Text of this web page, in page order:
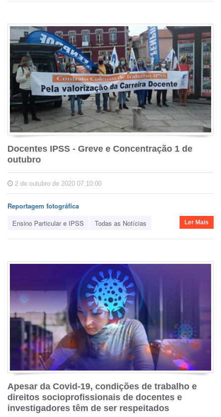
Docentes IPSS - Greve e Concentração 1 de
outubro
2 de outubro de 2020 07:10:00
Reportagem fotográfica
Ensino Particular e IPSS
Todas as Notícias Ler Mais
Apesar da Covid-19, condições de trabalho e
direitos socioprofissionais de docentes e
investigadores têm de ser respeitados